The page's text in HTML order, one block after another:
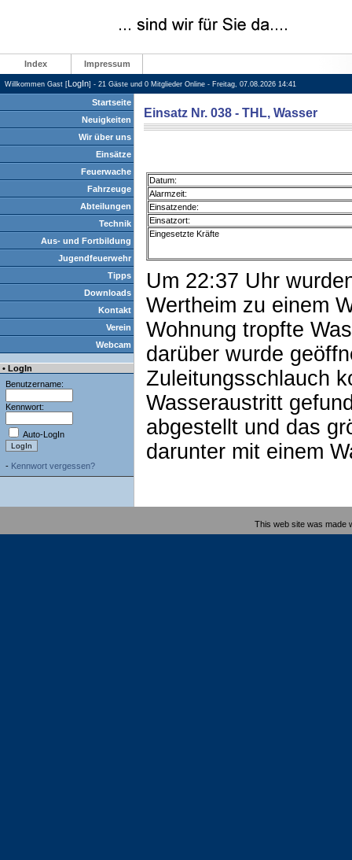
Index Impressum
Willkommen Gast [LogIn] - 21 Gäste und 0 Mitglieder Online - Freitag, 07.08.2026 14:41
Startseite
Neuigkeiten
Wir über uns
Einsätze
Feuerwache
Fahrzeuge
Abteilungen
Technik
Aus- und Fortbildung
Jugendfeuerwehr
Tipps
Downloads
Kontakt
Verein
Webcam
• LogIn
Benutzername:
Kennwort:
Auto-LogIn
- Kennwort vergessen?
Einsatz Nr. 038 - THL, Wasser
Datum:
Alarmzeit:
Einsatzende:
Einsatzort:
Eingesetzte Kräfte
Um 22:37 Uhr
Wertheim zu einem
Wohnung tropfte
darüber wurde
Zuleitungsschlauch
Wasseraustritt
abgestellt und das
darunter mit einem
This web site was made